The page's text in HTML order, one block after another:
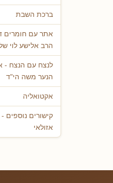
ברכת השבת
אתר עם חומרים
הרב אלישע לוי
לנצח עם הנצח -
הנער משה הי"ד
אקטואליה
קישורים נוספים
אזולאי